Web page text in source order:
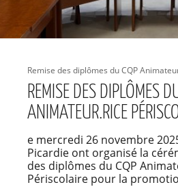
Remise des diplômes du CQP
REMISE DES DIPLÔMES
ANIMATEUR.RICE
e mercredi 26 novembre
Picardie ont organisé la
des diplômes du CQP
Périscolaire pour la